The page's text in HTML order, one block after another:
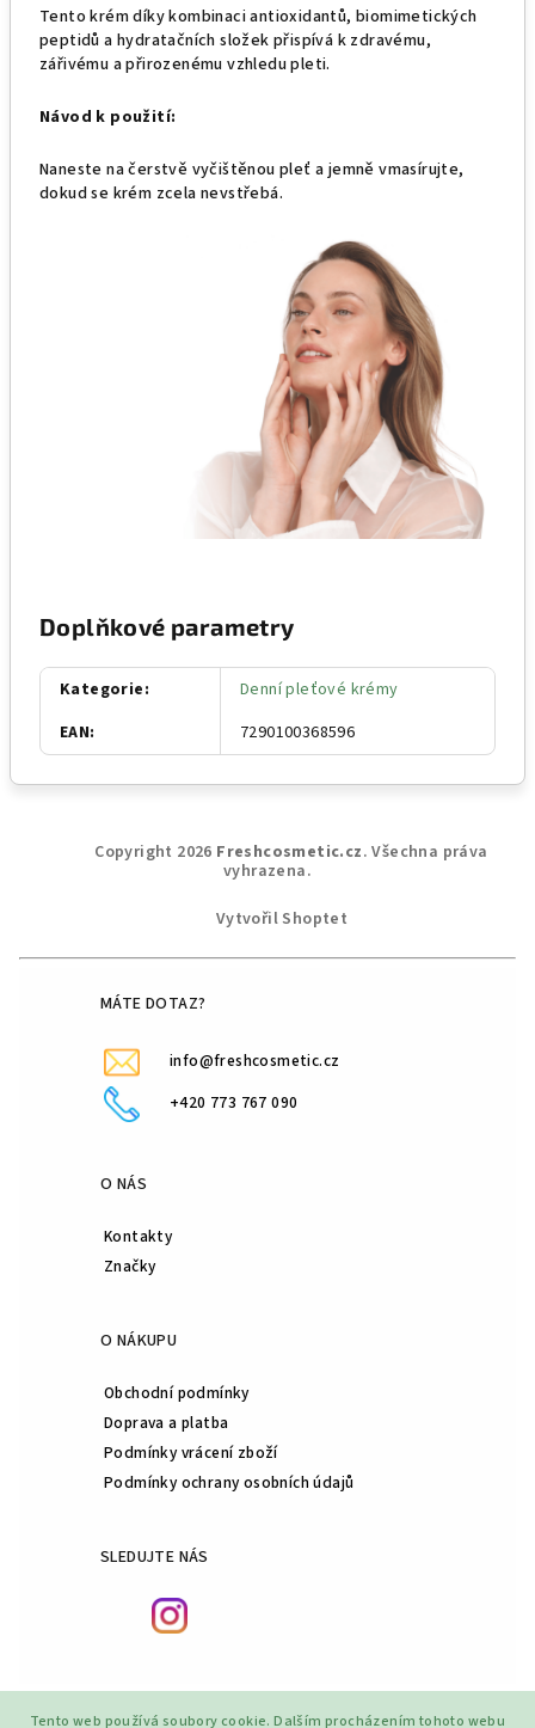
Tento web používá soubory cookie. Dalším procházením tohoto webu
Tento krém díky kombinaci antioxidantů, biomimetických
peptidů a hydratačních složek přispívá k zdravému,
zářivému a přirozenému vzhledu pleti.
Návod k použití:
Naneste na čerstvě vyčištěnou pleť a jemně vmasírujte,
dokud se krém zcela nevstřebá.
Doplňkové parametry
Kategorie:
Denní pleťové krémy
EAN: 7290100368596
Copyright 2026 Freshcosmetic.cz. Všechna práva
vyhrazena.
Vytvořil Shoptet
MÁTE DOTAZ?
info@freshcosmetic.cz
+420 773 767 090
O NÁS
Kontakty
Značky
O NÁKUPU
Obchodní podmínky
Doprava a platba
Podmínky vrácení zboží
Podmínky ochrany osobních údajů
SLEDUJTE NÁS